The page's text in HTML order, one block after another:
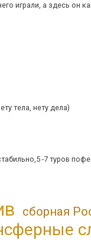
играли, а здесь он
тела, нету дела)
-7 туров
сборная